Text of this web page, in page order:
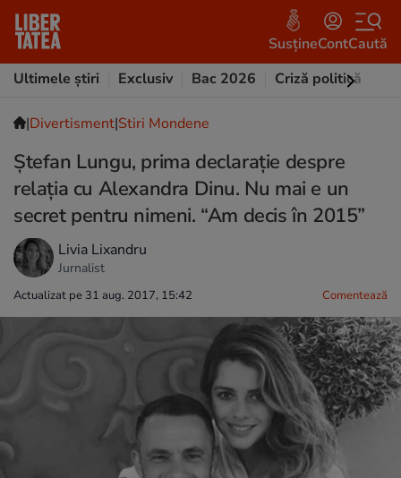
SusțineContCaută
Ultimele știri
Exclusiv Bac 2026 Criză politică
|Divertisment|Stiri Mondene
Ștefan Lungu, prima declarație despre
relația cu Alexandra Dinu. Nu mai e un
secret pentru nimeni. “Am decis în 2015”
Livia Lixandru
Jurnalist
Actualizat pe 31 aug. 2017, 15:42 Comentează